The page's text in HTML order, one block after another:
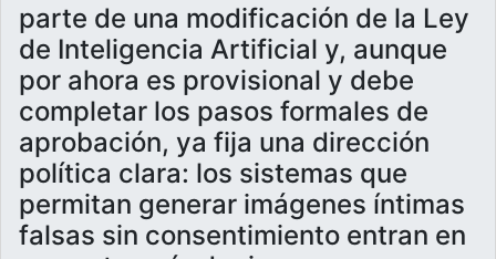
parte de una modificación de la Ley
de Inteligencia Artificial y, aunque
por ahora es provisional y debe
completar los pasos formales de
aprobación, ya fija una dirección
política clara: los sistemas que
permitan generar imágenes íntimas
falsas sin consentimiento entran en